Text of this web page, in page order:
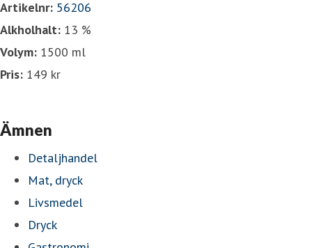
Artikelnr: 56206
Alkholhalt: 13 %
Volym: 1500 ml
Pris: 149 kr
Ämnen
Detaljhandel
Mat, dryck
Livsmedel
Dryck